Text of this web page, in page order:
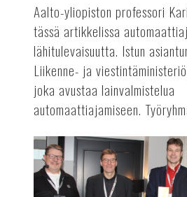
Aalto-yliopiston professori
tässä artikkelissa
lähitulevaisuutta. Istun
Liikenne- ja
joka avustaa lainvalmistelua
automaattiajamiseen.
Autotekniikan
osaajat
koolla